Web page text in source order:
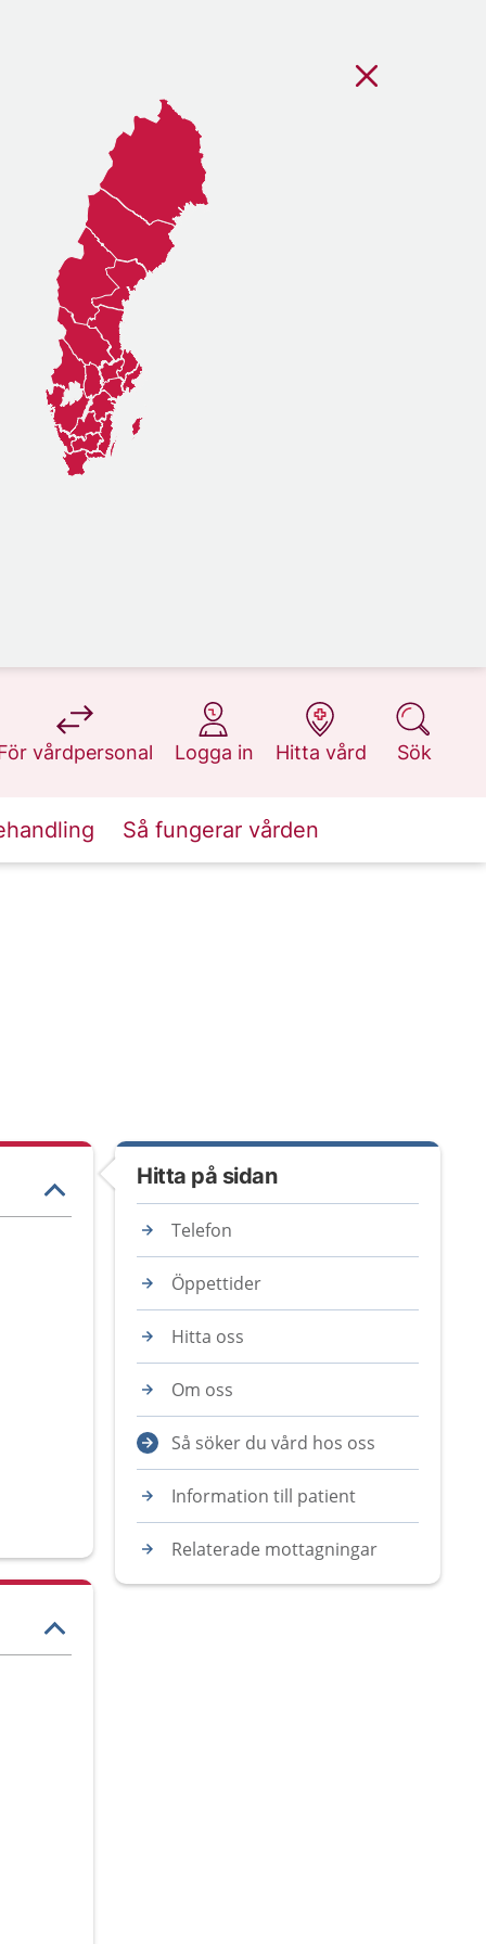
vårdpersonal
på 1177.se
Logga in
på 1177.se
Hitta vård
på 1177.se
Sök
på 1177.se
Så fungerar vården
Hitta på sidan
Telefon
Öppettider
Hitta oss
Om oss
Så söker du vård hos oss
Information till patient
Relaterade mottagningar